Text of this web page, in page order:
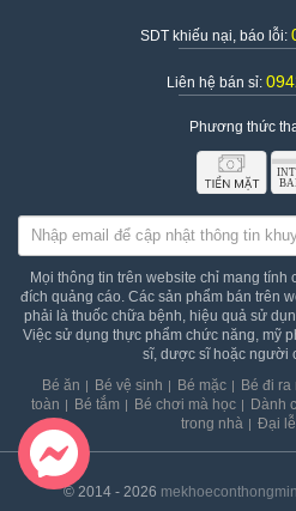
Chú rùa vặn dây cót biết bơi là
tìm kiếm nhiều nhất trên các
phẩm không chỉ đơn thuần là
nhà tắm.
Ngoài ra, với thiết kế nhỏ
sáng, sản phẩm khiến bé thích
vặn cót rồi thả chú rùa vào
có thể tự bơi lội tung tăng trong
2. Set 5 dồ chơi nhà tắm phun
SDT khiếu nại, báo lỗi:
Liên hệ bán sỉ:
Phương thức
Mọi thông tin trên website chỉ mang tính
đích quảng cáo. Các sản phẩm bán trên
phải là thuốc chữa bệnh, hiệu quả sử
Việc sử dụng thực phẩm chức năng, mỹ
sĩ, dược sĩ hoặc người
Bé ăn
Bé vệ sinh Bé mặc Bé đi ra
toàn
Bé tắm Bé chơi mà học Dành
trong nhà
Đại
© 2014 - 2026